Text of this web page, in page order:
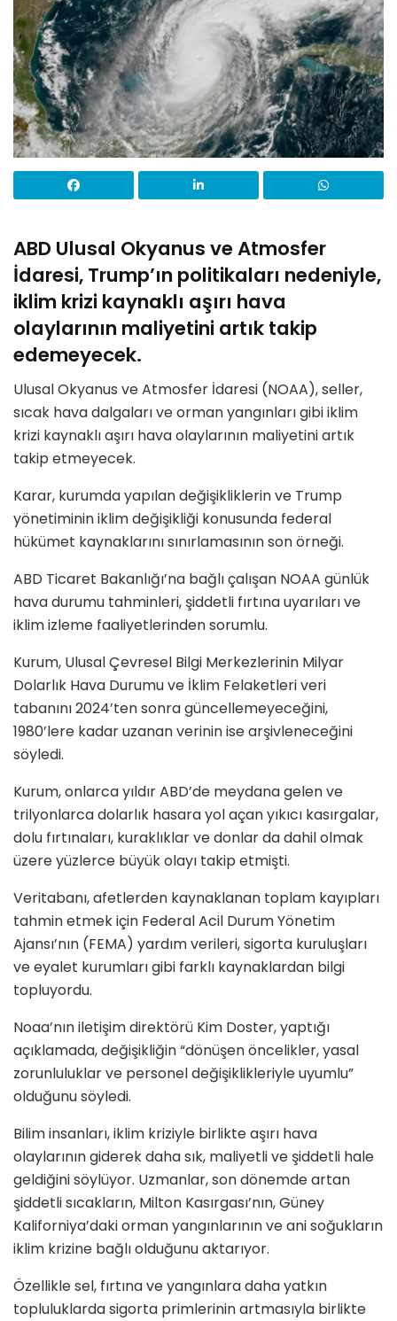
ABD Ulusal Okyanus ve Atmosfer
İdaresi, Trump’ın politikaları nedeniyle,
iklim krizi kaynaklı aşırı hava
olaylarının maliyetini artık takip
edemeyecek.
Ulusal Okyanus ve Atmosfer İdaresi (NOAA), seller,
sıcak hava dalgaları ve orman yangınları gibi iklim
krizi kaynaklı aşırı hava olaylarının maliyetini artık
takip etmeyecek.
Karar, kurumda yapılan değişikliklerin ve Trump
yönetiminin iklim değişikliği konusunda federal
hükümet kaynaklarını sınırlamasının son örneği.
ABD Ticaret Bakanlığı’na bağlı çalışan NOAA günlük
hava durumu tahminleri, şiddetli fırtına uyarıları ve
iklim izleme faaliyetlerinden sorumlu.
Kurum, Ulusal Çevresel Bilgi Merkezlerinin Milyar
Dolarlık Hava Durumu ve İklim Felaketleri veri
tabanını 2024’ten sonra güncellemeyeceğini,
1980’lere kadar uzanan verinin ise arşivleneceğini
söyledi.
Kurum, onlarca yıldır ABD’de meydana gelen ve
trilyonlarca dolarlık hasara yol açan yıkıcı kasırgalar,
dolu fırtınaları, kuraklıklar ve donlar da dahil olmak
üzere yüzlerce büyük olayı takip etmişti.
Veritabanı, afetlerden kaynaklanan toplam kayıpları
tahmin etmek için Federal Acil Durum Yönetim
Ajansı’nın (FEMA) yardım verileri, sigorta kuruluşları
ve eyalet kurumları gibi farklı kaynaklardan bilgi
topluyordu.
Noaa’nın iletişim direktörü Kim Doster, yaptığı
açıklamada, değişikliğin “dönüşen öncelikler, yasal
zorunluluklar ve personel değişiklikleriyle uyumlu”
olduğunu söyledi.
Bilim insanları, iklim kriziyle birlikte aşırı hava
olaylarının giderek daha sık, maliyetli ve şiddetli hale
geldiğini söylüyor. Uzmanlar, son dönemde artan
şiddetli sıcakların, Milton Kasırgası’nın, Güney
Kaliforniya’daki orman yangınlarının ve ani soğukların
iklim krizine bağlı olduğunu aktarıyor.
Özellikle sel, fırtına ve yangınlara daha yatkın
topluluklarda sigorta primlerinin artmasıyla birlikte